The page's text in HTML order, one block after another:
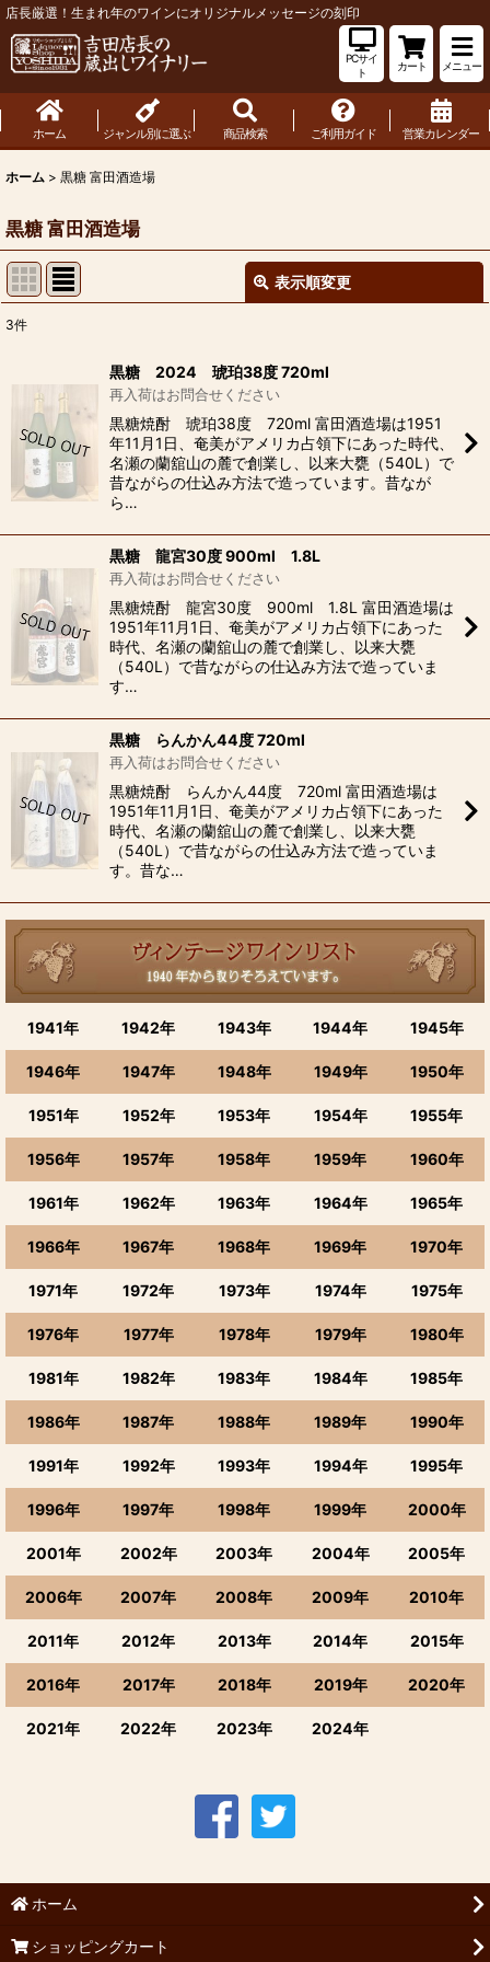
店長厳選！生まれ年のワインにオリジナルメッセージの刻印
PCサイ
ト
カート メニュー
ホーム ジャンル別に選ぶ 商品検索 ご利用ガイド 営業カレンダー
ホーム > 黒糖 富田酒造場
黒糖 富田酒造場
表示順変更
並び順
絞り込む
3件
黒糖 2024 琥珀38度 720ml
再入荷はお問合せください
黒糖焼酎 琥珀38度 720ml 富田酒造場は1951
年11月1日、奄美がアメリカ占領下にあった時代、
名瀬の蘭舘山の麓で創業し、以来大甕（540L）で
昔ながらの仕込み方法で造っています。昔なが
ら…
黒糖 龍宮30度 900ml 1.8L
再入荷はお問合せください
黒糖焼酎 龍宮30度 900ml 1.8L 富田酒造場は
1951年11月1日、奄美がアメリカ占領下にあった
時代、名瀬の蘭舘山の麓で創業し、以来大甕
（540L）で昔ながらの仕込み方法で造っていま
す…
黒糖 らんかん44度 720ml
再入荷はお問合せください
黒糖焼酎 らんかん44度 720ml 富田酒造場は
1951年11月1日、奄美がアメリカ占領下にあった
時代、名瀬の蘭舘山の麓で創業し、以来大甕
（540L）で昔ながらの仕込み方法で造っていま
す。昔な…
1941年 1942年 1943年 1944年 1945年
1946年 1947年 1948年 1949年 1950年
1951年 1952年 1953年 1954年 1955年
1956年 1957年 1958年 1959年 1960年
1961年 1962年 1963年 1964年 1965年
1966年 1967年 1968年 1969年 1970年
1971年 1972年 1973年 1974年 1975年
1976年 1977年 1978年 1979年 1980年
1981年 1982年 1983年 1984年 1985年
1986年 1987年 1988年 1989年 1990年
1991年 1992年 1993年 1994年 1995年
1996年 1997年 1998年 1999年 2000年
2001年 2002年 2003年 2004年 2005年
2006年 2007年 2008年 2009年 2010年
2011年 2012年 2013年 2014年 2015年
2016年 2017年 2018年 2019年 2020年
2021年 2022年 2023年 2024年
ホーム
ショッピングカート